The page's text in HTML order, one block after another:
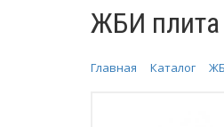
ЖБИ плита
Главная Каталог